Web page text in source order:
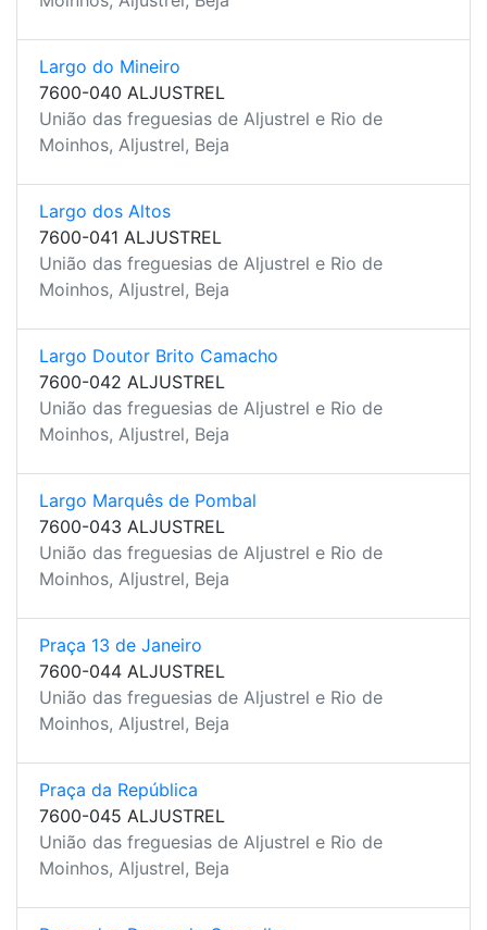
Largo do Mineiro
7600-040 ALJUSTREL
União das freguesias de Aljustrel e Rio de
Moinhos, Aljustrel, Beja
Largo dos Altos
7600-041 ALJUSTREL
União das freguesias de Aljustrel e Rio de
Moinhos, Aljustrel, Beja
Largo Doutor Brito Camacho
7600-042 ALJUSTREL
União das freguesias de Aljustrel e Rio de
Moinhos, Aljustrel, Beja
Largo Marquês de Pombal
7600-043 ALJUSTREL
União das freguesias de Aljustrel e Rio de
Moinhos, Aljustrel, Beja
Praça 13 de Janeiro
7600-044 ALJUSTREL
União das freguesias de Aljustrel e Rio de
Moinhos, Aljustrel, Beja
Praça da República
7600-045 ALJUSTREL
União das freguesias de Aljustrel e Rio de
Moinhos, Aljustrel, Beja